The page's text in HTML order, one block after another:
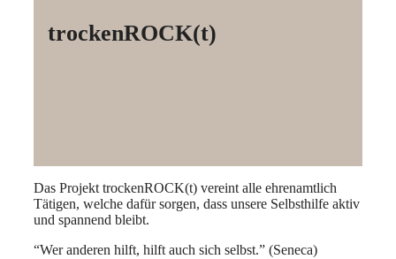
trockenROCK(t)
Das Projekt trockenROCK(t) vereint alle ehrenamtlich
Tätigen, welche dafür sorgen, dass unsere Selbsthilfe aktiv
und spannend bleibt.
“Wer anderen hilft, hilft auch sich selbst.” (Seneca)